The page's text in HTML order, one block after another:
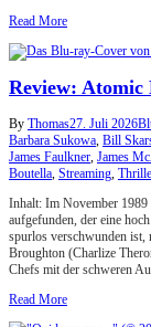
Read More
Review:
By Thomas27. Juli 2026
Barbara Sukowa, Bill
James Faulkner, James
Boutella, Streaming,
Inhalt: Im November
aufgefunden, der eine
spurlos verschwunden
Broughton (Charlize
Chefs mit der schweren
Read More